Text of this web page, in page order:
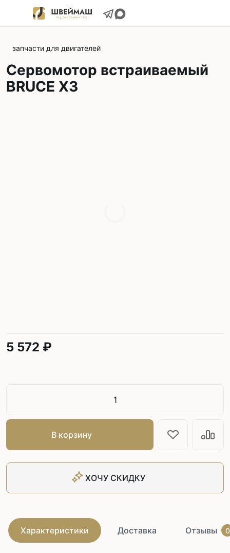
запчасти для двигателей
Сервомотор встраиваемый
BRUCE X3
5 572 ₽
В корзину
ХОЧУ СКИДКУ
Характеристики Доставка Отзывы 0